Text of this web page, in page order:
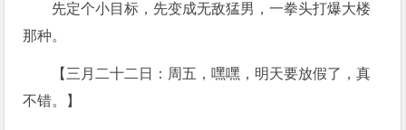
先定个小目标，先变成无敌猛男，一拳头打爆大楼
那种。
【三月二十二日：周五，嘿嘿，明天要放假了，真
不错。】